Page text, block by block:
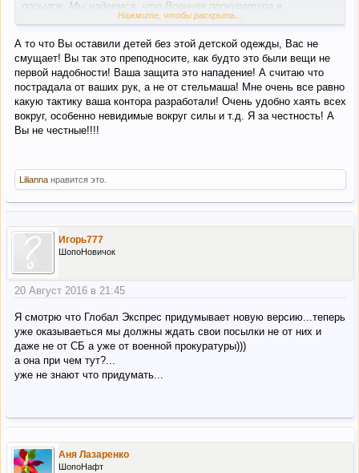
посылок. Мы надеемся, что Военная прокуратура в
ближайшее время сможет установить судьбу посылок и
возврате (хотя бы того, что осталось).
Нажмите, чтобы раскрыть...
А то что Вы оставили детей без этой детской одежды, Вас не
смущает! Вы так это преподносите, как будто это были вещи не
первой надобности! Ваша защита это нападение! А считаю что
пострадала от ваших рук, а не от стельмаша! Мне очень все равно
какую тактику ваша контора разработали! Очень удобно хаять всех
вокруг, особенно невидимые вокруг силы и т.д. Я за честность! А
Вы не честные!!!!
Lilianna нравится это.
Игорь777
ШопоНовичок
20 Август 2016 в 21:45
Я смотрю что Глобал Экспрес придумывает новую версию...теперь
уже оказываеться мы должны ждать свои посылки не от них и
даже не от СБ а уже от военной прокуратуры)))
а она при чем тут?...
уже не знают что придумать...
Аня Лазаренко
ШопоНафт